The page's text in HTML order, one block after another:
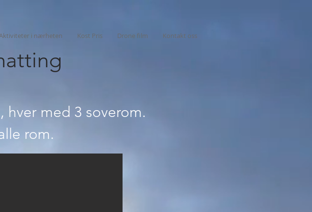
i nærheten Kost Pris Drone film Kontakt oss
hver med 3 soverom.
rom.